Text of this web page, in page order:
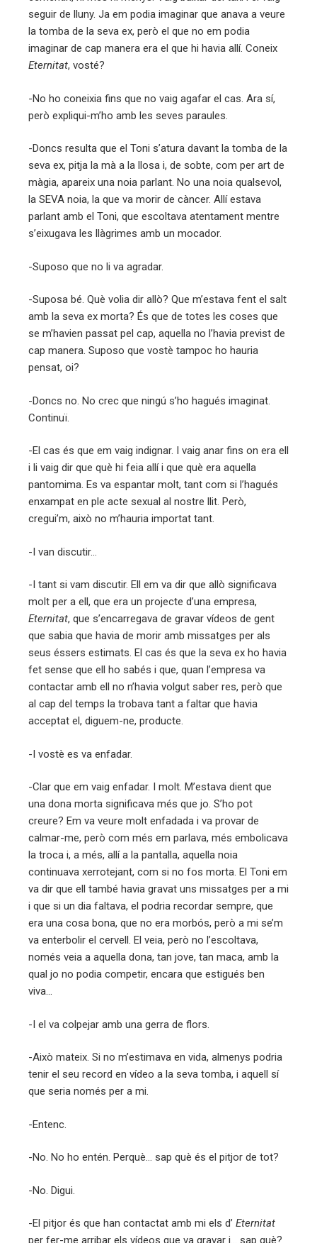
seguir de lluny. Ja em podia imaginar que anava a veure
la tomba de la seva ex, però el que no em podia
imaginar de cap manera era el que hi havia allí. Coneix
Eternitat, vosté?
-No ho coneixia fins que no vaig agafar el cas. Ara sí,
però expliqui-m’ho amb les seves paraules.
-Doncs resulta que el Toni s’atura davant la tomba de la
seva ex, pitja la mà a la llosa i, de sobte, com per art de
màgia, apareix una noia parlant. No una noia qualsevol,
la SEVA noia, la que va morir de càncer. Allí estava
parlant amb el Toni, que escoltava atentament mentre
s’eixugava les llàgrimes amb un mocador.
-Suposo que no li va agradar.
-Suposa bé. Què volia dir allò? Que m’estava fent el salt
amb la seva ex morta? És que de totes les coses que
se m’havien passat pel cap, aquella no l’havia previst de
cap manera. Suposo que vostè tampoc ho hauria
pensat, oi?
-Doncs no. No crec que ningú s’ho hagués imaginat.
Continuï.
-El cas és que em vaig indignar. I vaig anar fins on era ell
i li vaig dir que què hi feia allí i que què era aquella
pantomima. Es va espantar molt, tant com si l’hagués
enxampat en ple acte sexual al nostre llit. Però,
cregui’m, això no m’hauria importat tant.
-I van discutir…
-I tant si vam discutir. Ell em va dir que allò significava
molt per a ell, que era un projecte d’una empresa,
Eternitat, que s’encarregava de gravar vídeos de gent
que sabia que havia de morir amb missatges per als
seus éssers estimats. El cas és que la seva ex ho havia
fet sense que ell ho sabés i que, quan l’empresa va
contactar amb ell no n’havia volgut saber res, però que
al cap del temps la trobava tant a faltar que havia
acceptat el, diguem-ne, producte.
-I vostè es va enfadar.
-Clar que em vaig enfadar. I molt. M’estava dient que
una dona morta significava més que jo. S’ho pot
creure? Em va veure molt enfadada i va provar de
calmar-me, però com més em parlava, més embolicava
la troca i, a més, allí a la pantalla, aquella noia
continuava xerrotejant, com si no fos morta. El Toni em
va dir que ell també havia gravat uns missatges per a mi
i que si un dia faltava, el podria recordar sempre, que
era una cosa bona, que no era morbós, però a mi se’m
va enterbolir el cervell. El veia, però no l’escoltava,
només veia a aquella dona, tan jove, tan maca, amb la
qual jo no podia competir, encara que estigués ben
viva…
-I el va colpejar amb una gerra de flors.
-Això mateix. Si no m’estimava en vida, almenys podria
tenir el seu record en vídeo a la seva tomba, i aquell sí
que seria només per a mi.
-Entenc.
-No. No ho entén. Perquè… sap què és el pitjor de tot?
-No. Digui.
-El pitjor és que han contactat amb mi els d’ Eternitat
per fer-me arribar els vídeos que va gravar i… sap què?